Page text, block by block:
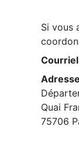
Si vous
Courriel
Quai
75706